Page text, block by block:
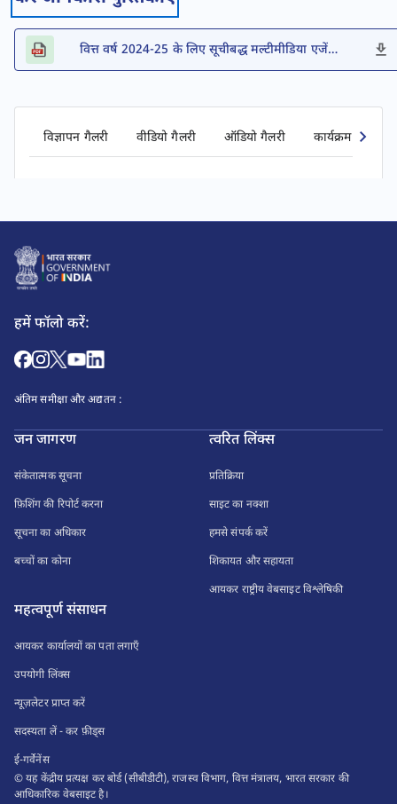
वित्त वर्ष 2024-25 के लिए सूचीबद्ध मल्टीमीडिया एजेंसियों की सूची
विज्ञापन गैलरी वीडियो गैलरी ऑडियो गैलरी कार्यक्रम गैलरी
हमें फॉलो करें:
अंतिम समीक्षा और अद्यतन :
जन जागरण
संकेतात्मक सूचना
फ़िशिंग की रिपोर्ट करना
सूचना का अधिकार
बच्चों का कोना
त्वरित लिंक्स
प्रतिक्रिया
साइट का नक्शा
हमसे संपर्क करें
शिकायत और सहायता
आयकर राष्ट्रीय वेबसाइट विश्लेषिकी
महत्वपूर्ण संसाधन
आयकर कार्यालयों का पता लगाएँ
उपयोगी लिंक्स
न्यूज़लेटर प्राप्त करें
सदस्यता लें - कर फ़ीड्स
ई-गर्वेनेंस
© यह केंद्रीय प्रत्यक्ष कर बोर्ड (सीबीडीटी), राजस्व विभाग, वित्त मंत्रालय, भारत सरकार की
आधिकारिक वेबसाइट है।